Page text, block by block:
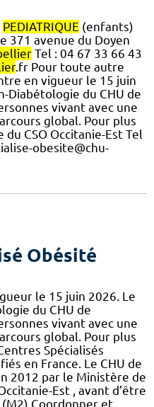
PEDIATRIQUE (enfants)
371 avenue du Doyen
Tel : 04 67 33 66 43
.fr Pour toute autre
en vigueur le 15 juin
Diabétologie du CHU de
vivant avec une
global. Pour plus
CSO Occitanie-Est Tel
obesite@chu-
Obésité
le 15 juin 2026. Le
du CHU de
vivant avec une
global. Pour plus
Spécialisés
en France. Le CHU de
2012 par le Ministère de
Est , avant d’être
(M2) Coordonner et